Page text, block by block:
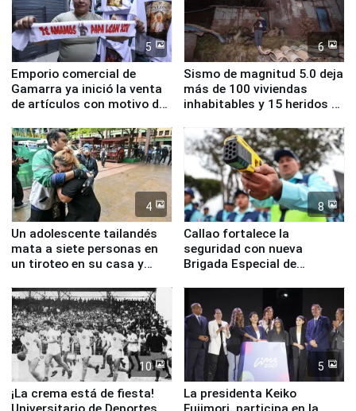
5
Emporio comercial de
Gamarra ya inició la venta
de artículos con motivo de
6
Sismo de magnitud 5.0 deja
más de 100 viviendas
inhabitables y 15 heridos en
4
Un adolescente tailandés
mata a siete personas en
un tiroteo en su casa y
8
Callao fortalece la
seguridad con nueva
Brigada Especial de
equipamiento para
Serenazgo
10
¡La crema está de fiesta!
5
La presidenta Keiko